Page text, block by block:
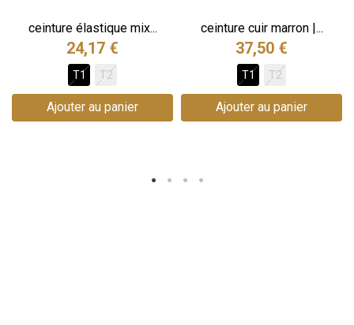
ceinture élastique mix...
24,17 €
T1 T2
Ajouter au panier
ceinture cuir marron |...
37,50 €
T1 T2
Ajouter au panier